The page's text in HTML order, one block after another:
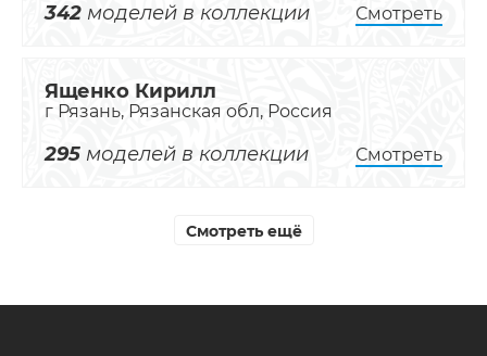
342 моделей в коллекции Смотреть
Ященко Кирилл
г Рязань, Рязанская обл, Россия
295 моделей в коллекции Смотреть
Смотреть ещё